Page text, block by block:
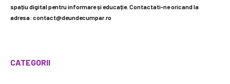
spațiu digital pentru informare și educație. Contactati-ne oricand la
adresa: contact@deundecumpar.ro
CATEGORII